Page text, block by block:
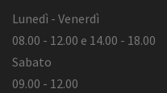
Lunedì - Venerdì
08.00 - 12.00 e 14.00 - 18.00
Sabato
09.00 - 12.00